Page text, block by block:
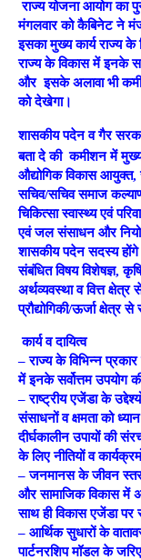
राज्य योजना आयोग का
मंगलवार को कैबिनेट ने
इसका मुख्य कार्य राज्य
राज्य के विकास में इनके
और इसके अलावा भी
को देखेगा।
शासकीय पदेन व गैर
बता दे की कमीशन में
औद्योगिक विकास
सचिव/सचिव समाज
चिकित्सा स्वास्थ्य एवं
एवं जल संसाधन और
शासकीय पदेन सदस्य
संबंधित विषय विशेषज्ञ,
अर्थव्यवस्था व वित्त
प्रौद्योगिकी/ऊर्जा
कार्य व दायित्व
– राज्य के विभिन्न
में इनके सर्वोत्तम उपयोग
– राष्ट्रीय एजेंडा के
संसाधनों व क्षमता को
दीर्घकालीन उपायों की
के लिए नीतियों व
– जनमानस के जीवन
और सामाजिक विकास में
साथ ही विकास एजेंडा पर
– आर्थिक सुधारों के
पार्टनरशिप मॉडल के